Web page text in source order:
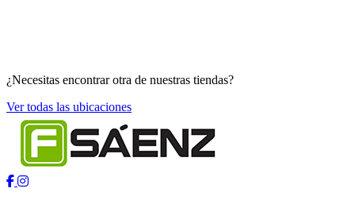
¿Necesitas encontrar otra de nuestras tiendas?
Ver todas las ubicaciones